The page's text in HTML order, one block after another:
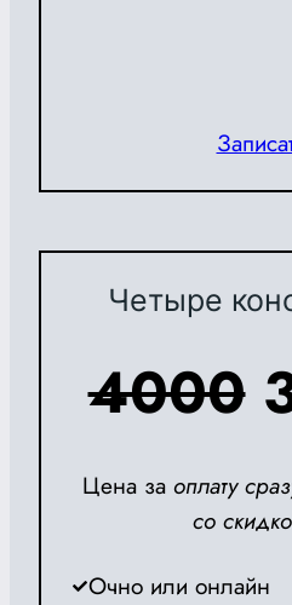
Четыре
4000
Цена заоплату
со
Очно или онлайн